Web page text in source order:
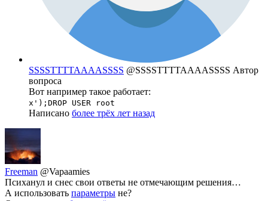
SSSSTTTTAAAASSSS @SSSSTTTTAAAASSSS Автор
вопроса
Вот например такое работает:
x');DROP USER root
Написано более трёх лет назад
Freeman @Vapaamies
Психанул и снес свои ответы не отмечающим решения…
А использовать параметры не?